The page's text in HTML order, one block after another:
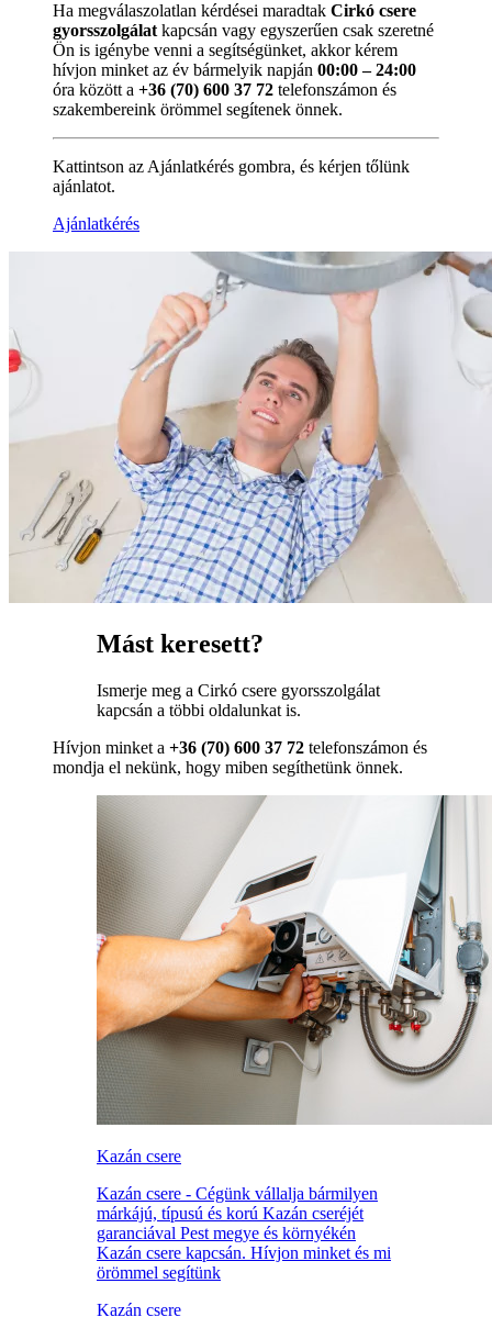
Ha megválaszolatlan kérdései maradtak Cirkó csere
gyorsszolgálat kapcsán vagy egyszerűen csak szeretné
Ön is igénybe venni a segítségünket, akkor kérem
hívjon minket az év bármelyik napján 00:00 – 24:00
óra között a +36 (70) 600 37 72 telefonszámon és
szakembereink örömmel segítenek önnek.
Kattintson az Ajánlatkérés gombra, és kérjen tőlünk
ajánlatot.
Ajánlatkérés
Mást keresett?
Ismerje meg a Cirkó csere gyorsszolgálat
kapcsán a többi oldalunkat is.
Hívjon minket a +36 (70) 600 37 72 telefonszámon és
mondja el nekünk, hogy miben segíthetünk önnek.
Kazán csere
Kazán csere - Cégünk vállalja bármilyen
márkájú, típusú és korú Kazán cseréjét
garanciával Pest megye és környékén
Kazán csere kapcsán. Hívjon minket és mi
örömmel segítünk
Kazán csere